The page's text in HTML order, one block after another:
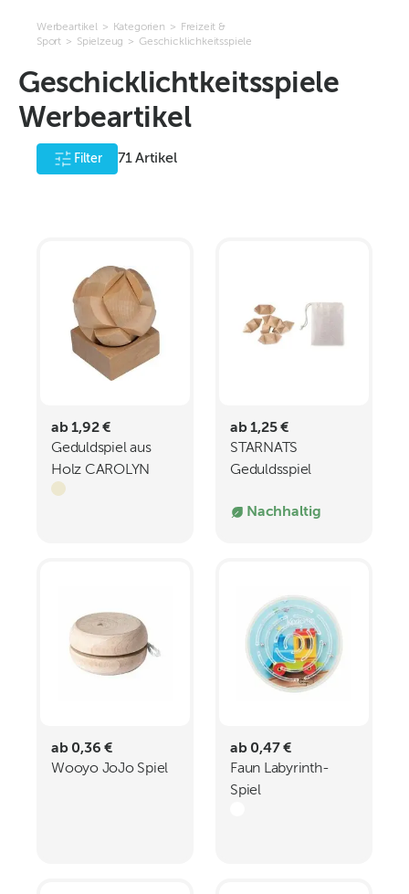
Werbeartikel > Kategorien >
Freizeit &
Sport > Spielzeug > Geschicklichkeitsspiele
Geschicklichtkeitsspiele
Werbeartikel
Filter 71Artikel
ab 1,92 €
Geduldspiel aus
Holz CAROLYN
ab 1,25 €
STARNATS
Geduldsspiel
Nachhaltig
ab 0,36 €
Wooyo JoJo Spiel
ab 0,47 €
Faun Labyrinth-
Spiel